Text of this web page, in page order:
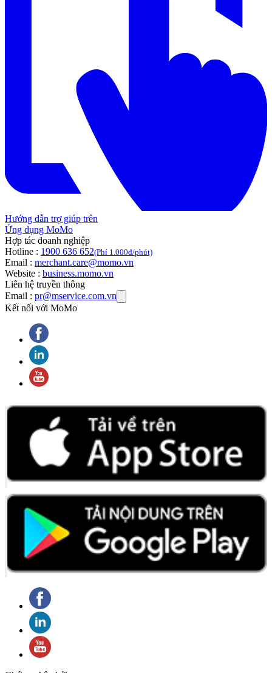
Hướng dẫn trợ giúp trên
Ứng dụng MoMo
Hợp tác doanh nghiệp
Hotline : 1900 636 652(Phí 1.000đ/phút)
Email : merchant.care@momo.vn
Website : business.momo.vn
Liên hệ truyền thông
Email : pr@mservice.com.vn
Kết nối với MoMo